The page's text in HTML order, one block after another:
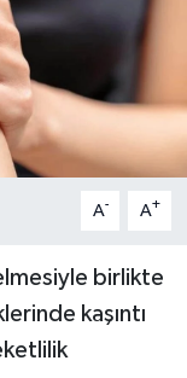
A- A+
birlikte
kaşıntı